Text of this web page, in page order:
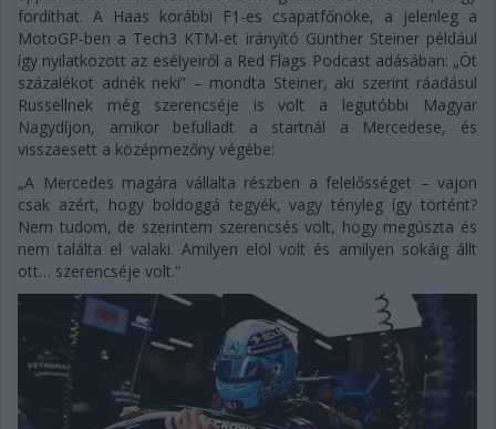
fordíthat. A Haas korábbi F1-es csapatfőnöke, a jelenleg a
MotoGP-ben a Tech3 KTM-et irányító Günther Steiner például
így nyilatkozott az esélyeiről a Red Flags Podcast adásában: „Öt
százalékot adnék neki” – mondta Steiner, aki szerint ráadásul
Russellnek még szerencséje is volt a legutóbbi Magyar
Nagydíjon, amikor befulladt a startnál a Mercedese, és
visszaesett a középmezőny végébe:
„A Mercedes magára vállalta részben a felelősséget – vajon
csak azért, hogy boldoggá tegyék, vagy tényleg így történt?
Nem tudom, de szerintem szerencsés volt, hogy megúszta és
nem találta el valaki. Amilyen elöl volt és amilyen sokáig állt
ott… szerencséje volt.”